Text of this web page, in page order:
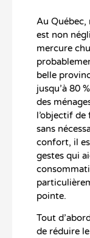
Au
est non
mercure
belle
jusqu’à 80
des
l’objectif
sans
confort, il
gestes qui
pointe.
Tout
de réduire